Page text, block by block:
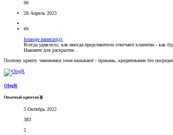
90
28 Апрель 2023
#9
Ioranige написал(а):
Всегда удивляло, как иногда представители отвечают клиентам - как
Нажмите для раскрытия...
Поэтому крипту чиновники злом называют - прикинь, кредитование без
OlegR
Опытный криптан🥈
5 Октябрь 2022
383
2